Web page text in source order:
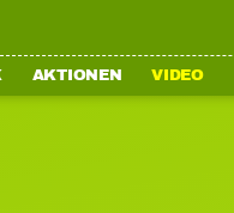
AKTIONEN VIDEO